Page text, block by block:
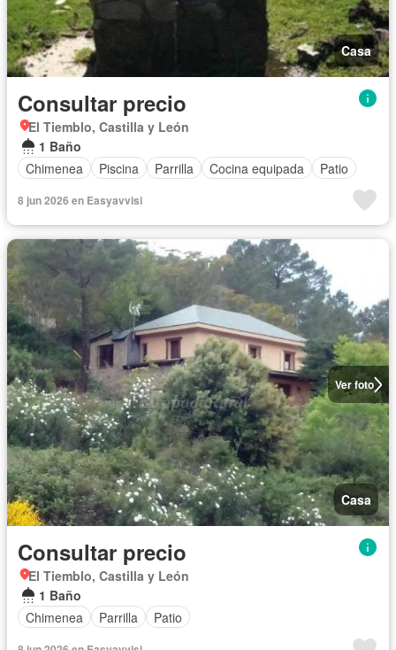
Casa
Consultar precio
El Tiemblo, Castilla y León
1 Baño
Chimenea
Piscina Parrilla Cocina equipada Patio
8 jun 2026 en Easyavvisi
Ver foto
Casa
Consultar precio
El Tiemblo, Castilla y León
1 Baño
Chimenea
Parrilla Patio